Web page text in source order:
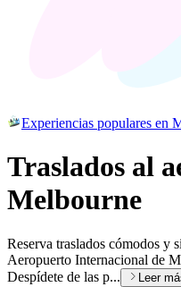
Experiencias populares en
Traslados al
Melbourne
Reserva traslados cómodos y
Aeropuerto Internacional de
Despídete de las p...
Leer